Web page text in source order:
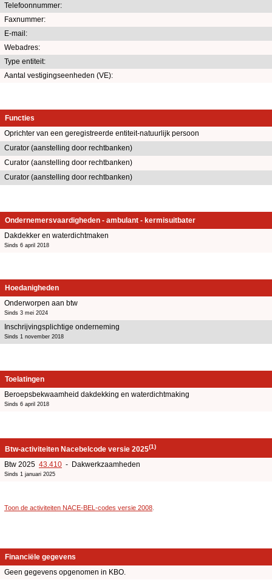
Telefoonnummer:
Faxnummer:
E-mail:
Webadres:
Type entiteit:
Aantal vestigingseenheden (VE):
Functies
Oprichter van een geregistreerde entiteit-natuurlijk persoon
Curator (aanstelling door rechtbanken)
Curator (aanstelling door rechtbanken)
Curator (aanstelling door rechtbanken)
Ondernemersvaardigheden - ambulant - kermisuitbater
Dakdekker en waterdichtmaken
Sinds 6 april 2018
Hoedanigheden
Onderworpen aan btw
Sinds 3 mei 2024
Inschrijvingsplichtige onderneming
Sinds 1 november 2018
Toelatingen
Beroepsbekwaamheid dakdekking en waterdichtmaking
Sinds 6 april 2018
Btw-activiteiten Nacebelcode versie 2025(1)
Btw 2025 43.410 - Dakwerkzaamheden
Sinds 1 januari 2025
Toon de activiteiten NACE-BEL-codes versie 2008
Financiële gegevens
Geen gegevens opgenomen in KBO.